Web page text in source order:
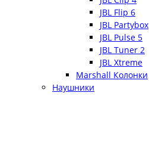
JBL Flip 6
JBL Partybox
JBL Pulse 5
JBL Tuner 2
JBL Xtreme
Marshall Колонки
Наушники